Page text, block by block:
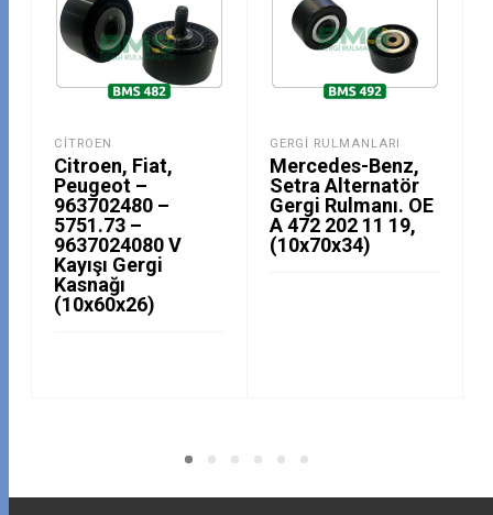
CITROEN
Citroen, Fiat,
Peugeot –
963702480 –
5751.73 –
9637024080 V
Kayışı Gergi
Kasnağı
(10x60x26)
GERGI RULMANLARI
Mercedes-Benz,
Setra Alternatör
Gergi Rulmanı. OE
A 472 202 11 19,
(10x70x34)